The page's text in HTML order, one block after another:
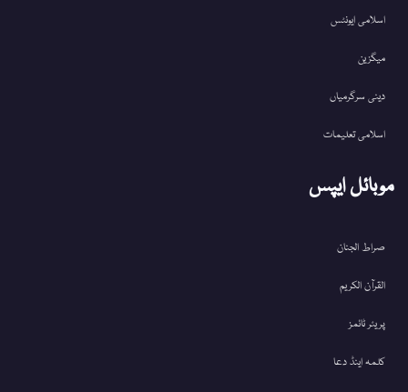
اسلامی ایونٹس
میگزین
دینی سرگرمیاں
اسلامی تعلیمات
موبائل ایپس
صراط الجنان
القرآن الکریم
پریئر ٹائمز
کلمہ اینڈ دعا